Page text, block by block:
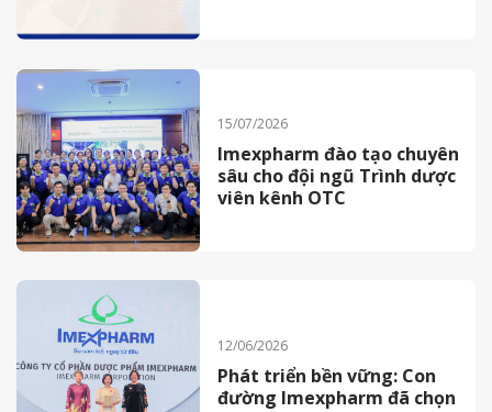
15/07/2026
Imexpharm đào tạo chuyên
sâu cho đội ngũ Trình dược
viên kênh OTC
12/06/2026
Phát triển bền vững: Con
đường Imexpharm đã chọn